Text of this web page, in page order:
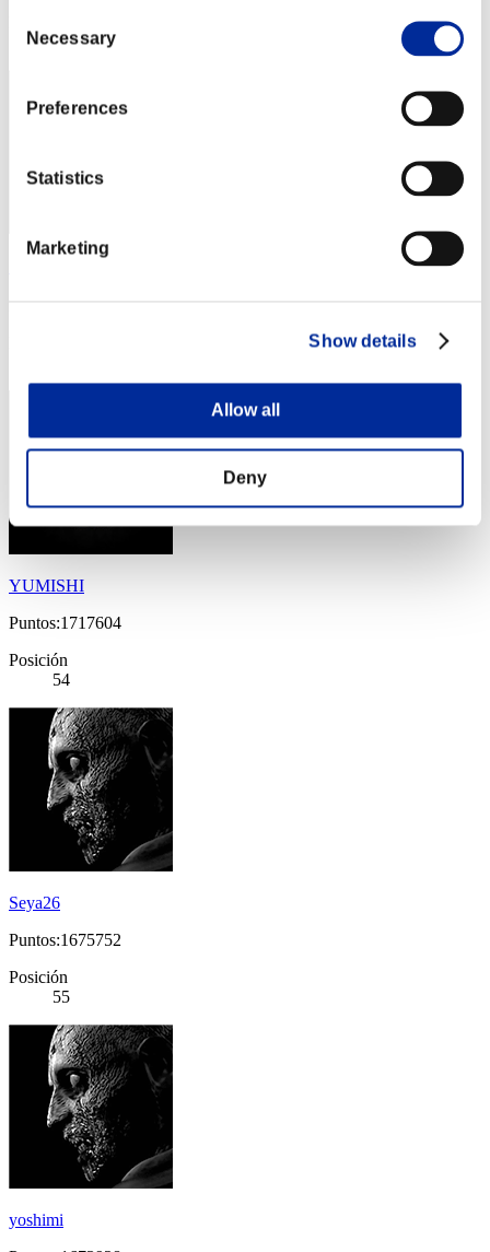
Selection
Necessary
Preferences
Statistics
Marketing
Show details
Allow all
Deny
52
Puntos:1726734
YUMISHI
Puntos:1717604
Posición
54
Seya26
Puntos:1675752
Posición
55
yoshimi